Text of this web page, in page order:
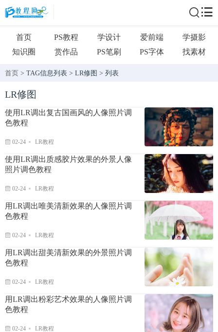
首页 PS教程 学设计 爱前端
学摄影
知识圈
赏作品 PS笔刷 PS字体 找素材
首页 > TAG信息列表 > LR修图 > 列表
LR修图
使用LR调出复古国画风的人像照片调
色教程
02-24 LR教程
使用LR调出质感胶片效果的外景人像
照片调色教程
02-24 LR教程
用LR调出唯美清新效果的人像照片调
色教程
02-24 LR教程
用LR调出甜美清新效果的外景照片调
色教程
02-24 LR教程
用LR调出粉彩艺术效果的人像照片调
色教程
02-24 LR教程